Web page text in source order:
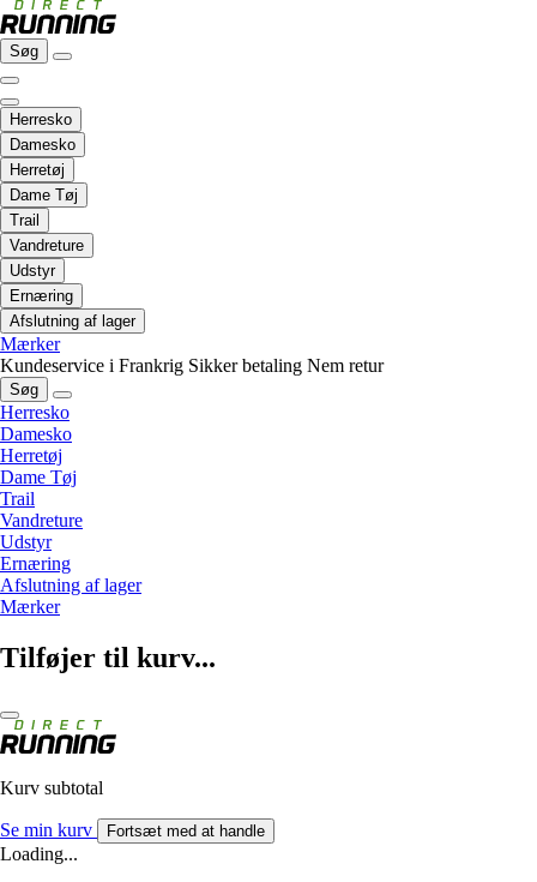
Søg
Herresko
Damesko
Herretøj
Dame Tøj
Trail
Vandreture
Udstyr
Ernæring
Afslutning af lager
Mærker
Kundeservice i Frankrig Sikker betaling Nem retur
Søg
Herresko
Damesko
Herretøj
Dame Tøj
Trail
Vandreture
Udstyr
Ernæring
Afslutning af lager
Mærker
Tilføjer til kurv...
Kurv subtotal
Se min kurv Fortsæt med at handle
Loading...